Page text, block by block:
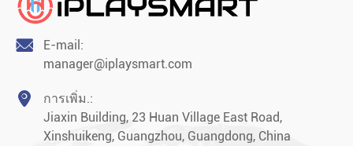

E-mail:
manager@iplaysmart.com

การเพิ่ม.:
Jiaxin Building, 23 Huan Village East Road,
Xinshuikeng, Guangzhou, Guangdong, China